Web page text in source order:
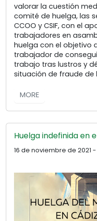
valorar la cuestión
comité de huelga, las
CCOO y CSIF, con el
trabajadores en
huelga con el objetivo
trabajador de
trabajo tras lustros y
situación de fraude de
MORE
Huelga indefinida en
16 de noviembre de 2021 -